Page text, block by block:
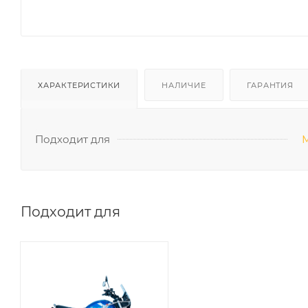
ХАРАКТЕРИСТИКИ НАЛИЧИЕ ГАРАНТИЯ
Подходит для
Подходит для